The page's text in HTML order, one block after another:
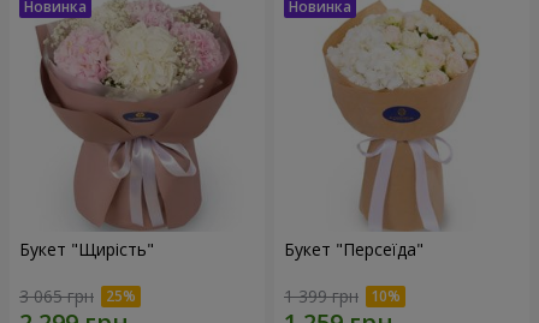
Букет "Щирість"
3 065 грн
Букет "Персеїда"
1 399 грн